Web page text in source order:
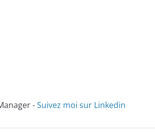
-Suivez moi sur Linkedin